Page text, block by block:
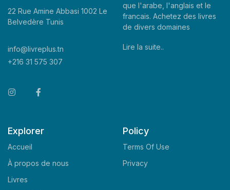
22 Rue Amine Abbasi 1002 Le
Belvedère Tunis
info@livreplus.tn
+216 31 575 307
que l'arabe, l'anglais et le
francais. Achetez des livres
de divers domaines
Lire la suite..
Explorer
Accueil
À propos de nous
Livres
Policy
Terms Of Use
Privacy